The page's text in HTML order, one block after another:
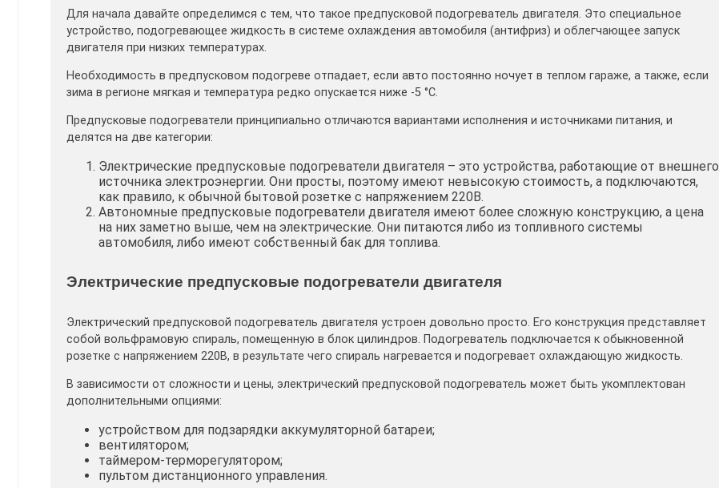
Для начала давайте определимся с тем, что такое предпусковой подогреватель двигателя. Это специальное
устройство, подогревающее жидкость в системе охлаждения автомобиля (антифриз) и облегчающее запуск
двигателя при низких температурах.
Необходимость в предпусковом подогреве отпадает, если авто постоянно ночует в теплом гараже, а также, если
зима в регионе мягкая и температура редко опускается ниже -5 °С.
Предпусковые подогреватели принципиально отличаются вариантами исполнения и источниками питания, и
делятся на две категории:
Электрические предпусковые подогреватели двигателя – это устройства, работающие от внешнего
источника электроэнергии. Они просты, поэтому имеют невысокую стоимость, а подключаются,
как правило, к обычной бытовой розетке с напряжением 220В.
Автономные предпусковые подогреватели двигателя имеют более сложную конструкцию, а цена
на них заметно выше, чем на электрические. Они питаются либо из топливного системы
автомобиля, либо имеют собственный бак для топлива.
Электрические предпусковые подогреватели двигателя
Электрический предпусковой подогреватель двигателя устроен довольно просто. Его конструкция представляет
собой вольфрамовую спираль, помещенную в блок цилиндров. Подогреватель подключается к обыкновенной
розетке с напряжением 220В, в результате чего спираль нагревается и подогревает охлаждающую жидкость.
В зависимости от сложности и цены, электрический предпусковой подогреватель может быть укомплектован
дополнительными опциями:
устройством для подзарядки аккумуляторной батареи;
вентилятором;
таймером-терморегулятором;
пультом дистанционного управления.